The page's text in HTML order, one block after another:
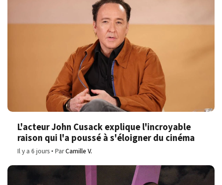
L'acteur John Cusack explique l'incroyable
raison qui l'a poussé à s'éloigner du cinéma
Il y a 6 jours ParCamille V.